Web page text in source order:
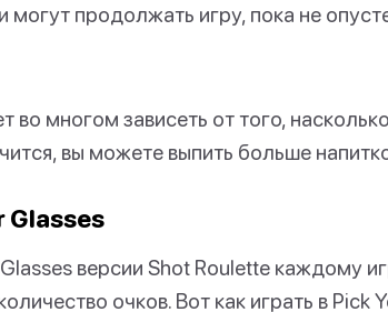
могут продолжать игру, пока не
во многом зависеть от того,
вы можете выпить больше
Glasses
версии Shot Roulette каждому
очков. Вот как играть в Pick